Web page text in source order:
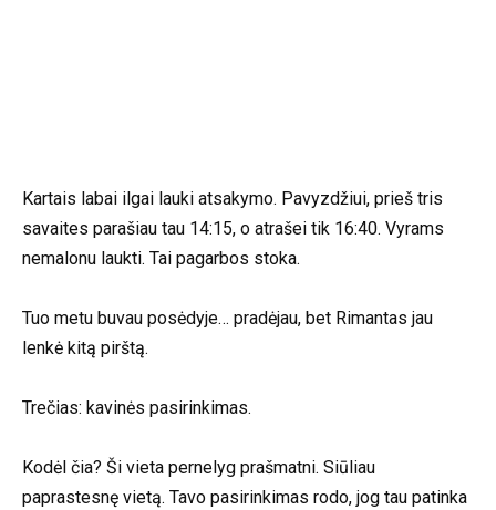
Kartais labai ilgai lauki atsakymo. Pavyzdžiui, prieš tris
savaites parašiau tau 14:15, o atrašei tik 16:40. Vyrams
nemalonu laukti. Tai pagarbos stoka.
Tuo metu buvau posėdyje… pradėjau, bet Rimantas jau
lenkė kitą pirštą.
Trečias: kavinės pasirinkimas.
Kodėl čia? Ši vieta pernelyg prašmatni. Siūliau
paprastesnę vietą. Tavo pasirinkimas rodo, jog tau patinka